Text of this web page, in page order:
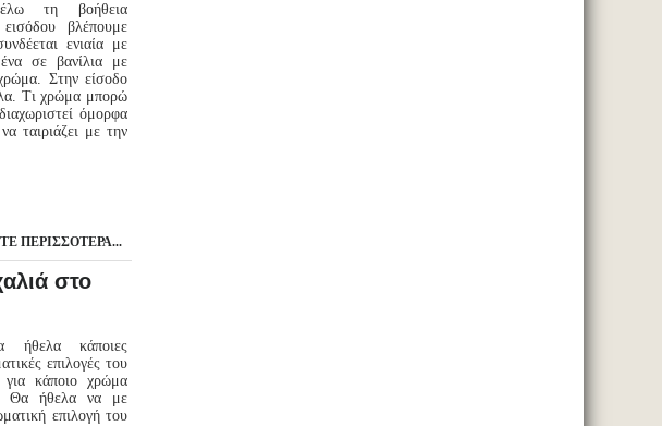
τη βοήθεια
βλέπουμε
ενιαία με
σε βανίλια με
Στην είσοδο
Τι χρώμα μπορώ
όμορφα
ταιριάζει με την
ΠΕΡΙΣΣΌΤΕΡΑ...
στο
ήθελα κάποιες
επιλογές του
για κάποιο χρώμα
Θα ήθελα να με
επιλογή του